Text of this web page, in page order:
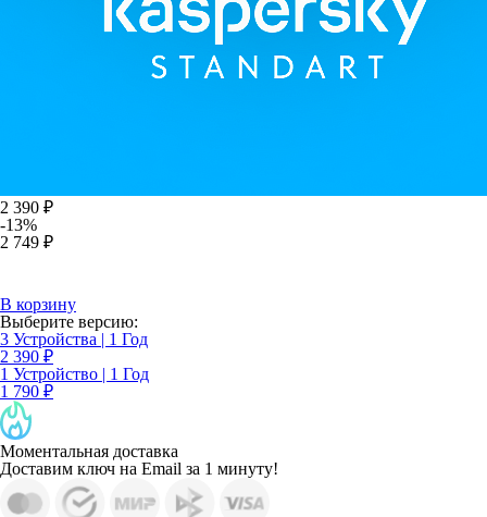
2 390 ₽
-13%
2 749 ₽
В корзину
Выберите версию:
3 Устройства | 1 Год
2 390 ₽
1 Устройство | 1 Год
1 790 ₽
Моментальная доставка
Доставим ключ на Email за 1 минуту!